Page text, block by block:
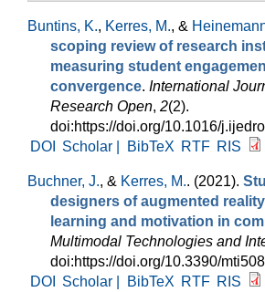
Buntins, K., Kerres, M., &
scoping review of research
measuring student
convergence. International
Research Open, 2(2).
doi:https://doi.org/10.1016/
DOI
Scholar | BibTeX RTF RIS
Buchner, J., & Kerres, M.. (2021).
designers of augmented
learning and motivation in
Multimodal Technologies and
doi:https://doi.org/10.3390/
DOI
Scholar | BibTeX RTF RIS